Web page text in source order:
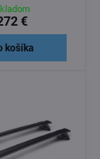
€
košíka